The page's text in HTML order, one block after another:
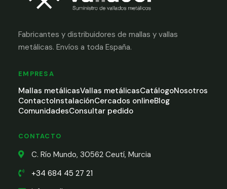
Fabricantes y distribuidores de mallas y vallas
metálicas. Envíos a toda España.
EMPRESA
Mallas metálicasVallas metálicasCatálogoNosotros
ContactoInstalaciónCercados onlineBlog
ComunidadesConsultar pedido
CONTACTO
C. Río Mundo, 30562 Ceutí, Murcia
+34 684 45 27 21